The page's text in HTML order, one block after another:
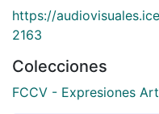
https://
2163
Colecciones
FCCV - Expresiones